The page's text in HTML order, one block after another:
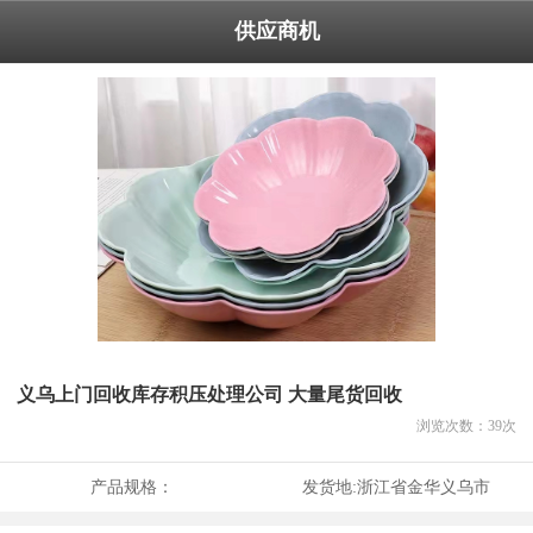
供应商机
义乌上门回收库存积压处理公司 大量尾货回收
浏览次数： 39次
产品规格： 发货地:浙江省金华义乌市